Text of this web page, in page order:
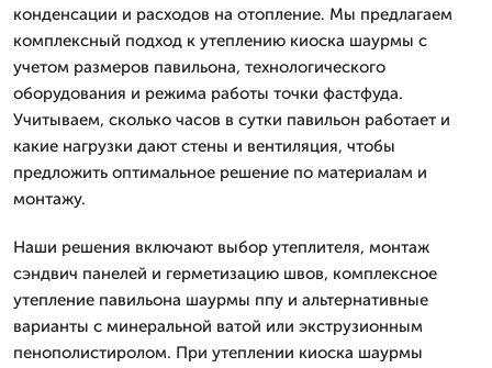
конденсации и расходов на отопление. Мы предлагаем
комплексный подход к утеплению киоска шаурмы с
учетом размеров павильона, технологического
оборудования и режима работы точки фастфуда.
Учитываем, сколько часов в сутки павильон работает и
какие нагрузки дают стены и вентиляция, чтобы
предложить оптимальное решение по материалам и
монтажу.
Наши решения включают выбор утеплителя, монтаж
сэндвич панелей и герметизацию швов, комплексное
утепление павильона шаурмы ппу и альтернативные
варианты с минеральной ватой или экструзионным
пенополистиролом. При утеплении киоска шаурмы